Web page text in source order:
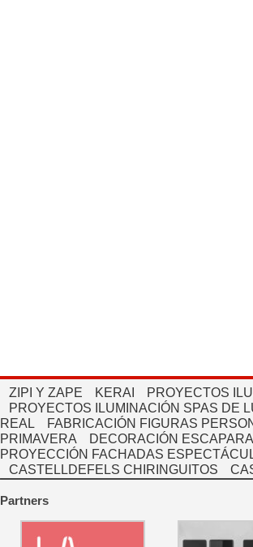
ZIPI Y ZAPE KERAI PROYECTOS
PROYECTOS ILUMINACIÓN SPAS DE
REAL
FABRICACIÓN FIGURAS
PRIMAVERA
DECORACIÓN
PROYECCIÓN FACHADAS
CASTELLDEFELS CHIRINGUITOS
Partners